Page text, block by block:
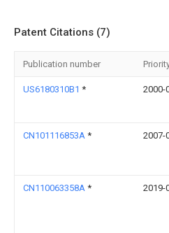
Patent Citations (7)
Publication number
US6180310B1 * 2000-
CN101116853A * 2007-
CN110063358A * 2019-